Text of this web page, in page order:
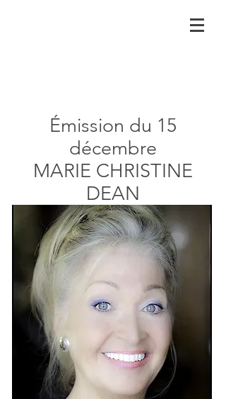
Émission du 15
décembre
MARIE CHRISTINE
DEAN